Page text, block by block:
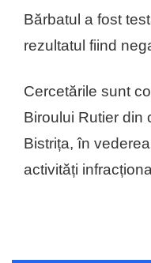
Bărbatul a fost
rezultatul fiind
Cercetările sunt
Biroului Rutier din
Bistrița, în
activități